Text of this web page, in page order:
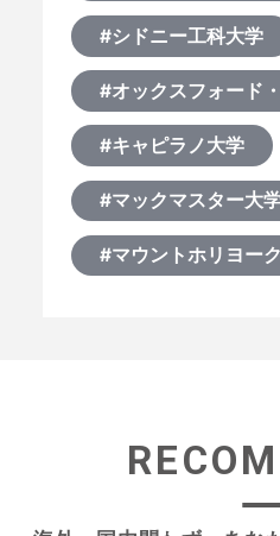
#シドニー工科大学
#オックスフォード
#キャピラノ大学
#マックマスター大
#マウントホリヨー